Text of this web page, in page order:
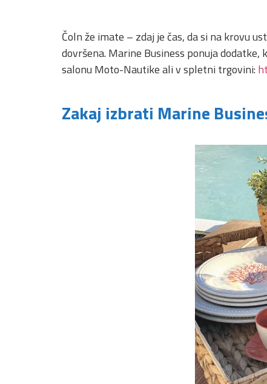
Čoln že imate – zdaj je čas, da si na krovu
dovršena. Marine Business ponuja
salonu Moto-Nautike ali v spletni trgovini:
Zakaj izbrati Marine